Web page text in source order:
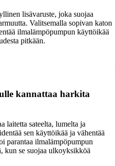
lisävaruste, joka suojaa
Valitsemalla sopivan katon
ilmalämpöpumpun käyttöikää
pitkään.
kannattaa harkita
laitetta sateelta, lumelta ja
sen käyttöikää ja vähentää
parantaa ilmalämpöpumpun
kun se suojaa ulkoyksikköä